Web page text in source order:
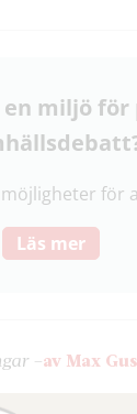
en miljö
för
Läs mer
–av Max